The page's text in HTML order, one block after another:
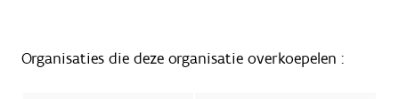
Organisaties die deze organisatie overkoepelen :